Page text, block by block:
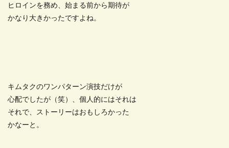
ヒロインを務め、始まる前から期待が
かなり大きかったですよね。
キムタクのワンパターン演技だけが
心配でしたが（笑）、個人的にはそれは
それで、ストーリーはおもしろかった
かなーと。